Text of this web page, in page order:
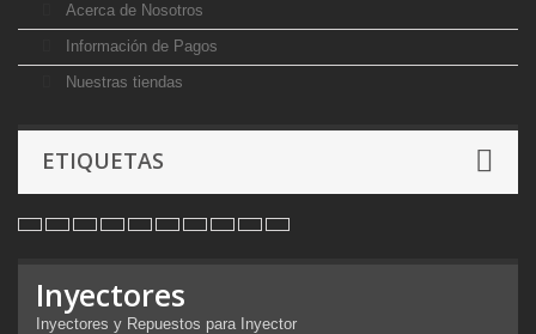
Acerca de Nosotros
Información de Pagos
Nuestras tiendas
ETIQUETAS
Inyectores
Inyectores y Repuestos para Inyector